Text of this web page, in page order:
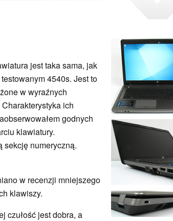
jest taka sama, jak
4540s. Jest to
w wyraźnych
ich
godnych
klawiatury.
sekcję numeryczną.
w recenzji mniejszego
klawiszy.
czułość jest dobra, a